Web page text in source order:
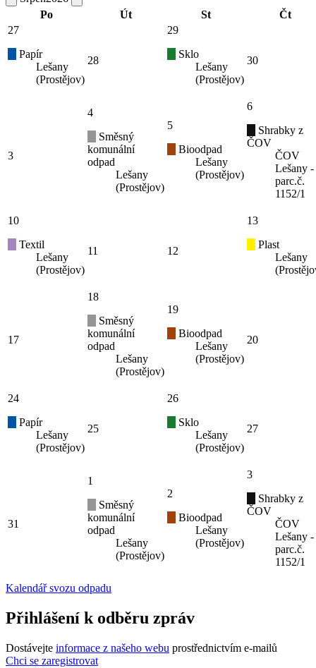
Po
Út St
Čt
27
Papír
Lešany
(Prostějov)
28
29
Sklo
Lešany
(Prostějov)
30
3
4
Směsný
komunální
odpad
Lešany
(Prostějov)
5
Bioodpad
Lešany
(Prostějov)
6
Shrabky z
ČOV
ČOV
Lešany -
parc.č.
1152/1
10
Textil
Lešany
(Prostějov)
11 12
13
Plast
Lešany
17
18
Směsný
komunální
odpad
Lešany
(Prostějov)
19
Bioodpad
Lešany
(Prostějov)
20
24
Papír
Lešany
(Prostějov)
25
26
Sklo
Lešany
(Prostějov)
27
31
1
Směsný
komunální
odpad
Lešany
(Prostějov)
2
Bioodpad
Lešany
(Prostějov)
3
Shrabky z
ČOV
ČOV
Lešany -
parc.č.
1152/1
Kalendář svozu odpadu
Přihlášení k odběru zpráv
Dostávejte informace z našeho webu prostřednictvím e-mailů
Chci se zaregistrovat